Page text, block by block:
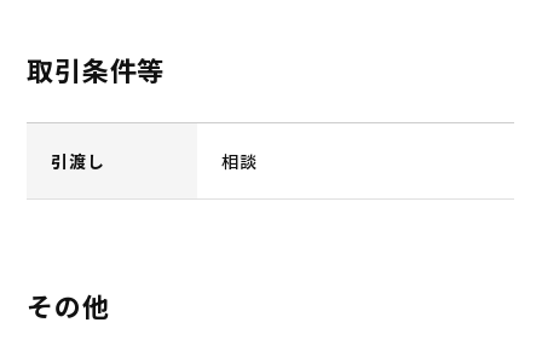
取引条件等
引渡し 相談
その他